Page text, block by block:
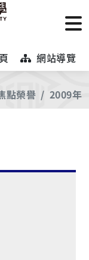
網站導覽
點榮譽 2009年